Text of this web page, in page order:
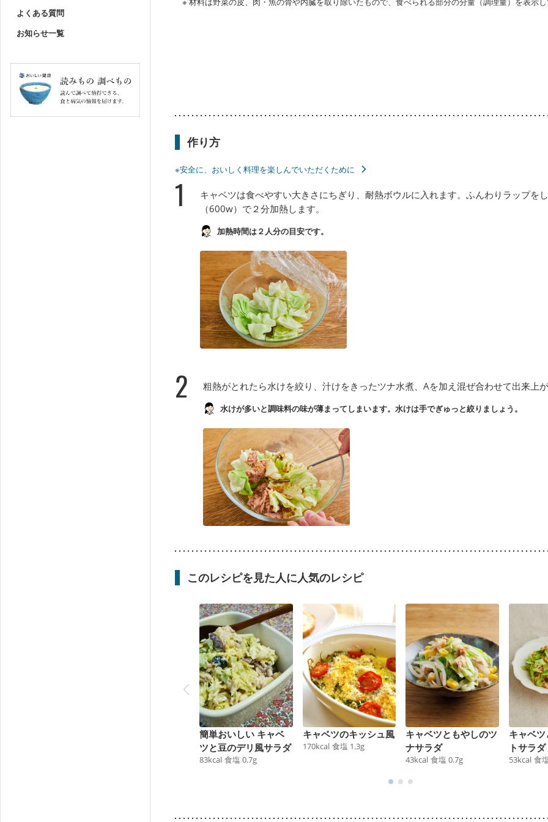
よくある質問
お知らせ一覧
作り方
※安全に、おいしく料理を楽しんでいただくために
1
キャベツは食べやすい大きさにちぎり、耐熱ボウルに入れます。ふんわりラップを
（600w）で２分加熱します。
加熱時間は２人分の目安です。
2 粗熱がとれたら水けを絞り、汁けをきったツナ水煮、Aを加え混ぜ合わせて出来上が
水けが多いと調味料の味が薄まってしまいます。水けは手でぎゅっと絞りましょう。
このレシピを見た人に人気のレシピ
簡単おいしい キャベ
ツと豆のデリ風サラダ
83kcal 食塩 0.7g
キャベツのキッシュ風
170kcal 食塩 1.3g
キャベツともやしのツ
ナサラダ
43kcal 食塩 0.7g
キャベ
トサラダ
53kcal 食